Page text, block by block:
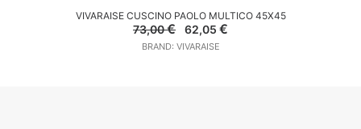
AGGIUNGI AL CARRELLO
VIVARAISE CUSCINO PAOLO MULTICO 45X45
73,00€
Il
prezzo
originale
62,05 €Il
BRAND: VIVARAISE